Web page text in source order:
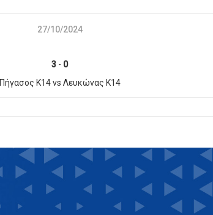
27/10/2024
3 - 0
Πήγασος Κ14 vs Λευκώνας Κ14